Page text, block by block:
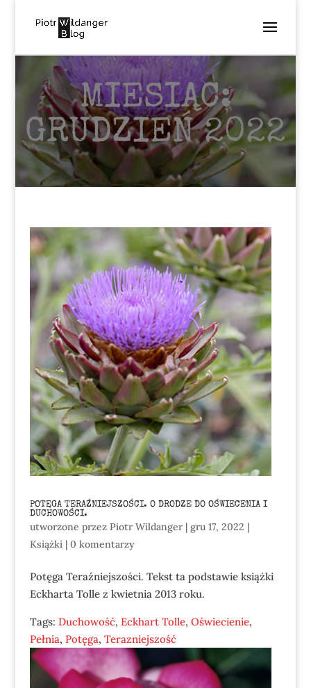
MIESIĄC:
GRUDZIEŃ 2022
POTĘGA TERAŹNIEJSZOŚCI. O DRODZE DO OŚWIECENIA I
DUCHOWOŚCI.
utworzone przez Piotr Wildanger| gru 17, 2022 |
Książki| 0 komentarzy
Potęga Teraźniejszości. Tekst ta podstawie książki
Eckharta Tolle z kwietnia 2013 roku.
Tags: Duchowość, Eckhart Tolle, Oświecienie,
Pełnia, Potęga, Terazniejszość